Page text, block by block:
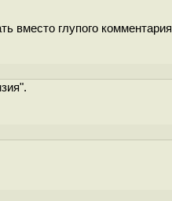
вместо глупого